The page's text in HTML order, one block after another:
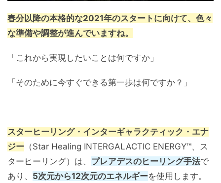
春分以降の本格的な2021年のスタートに向けて、色々
な準備や調整が進んでいますね。
「これから実現したいことは何ですか」
「そのために今すぐできる第一歩は何ですか？」
スターヒーリング・インターギャラクティック・エナ
ジー （Star Healing INTERGALACTIC ENERGY™、ス
ターヒーリング）は、 プレアデスのヒーリング手法で
あり、 5次元から12次元のエネルギーを使用します。